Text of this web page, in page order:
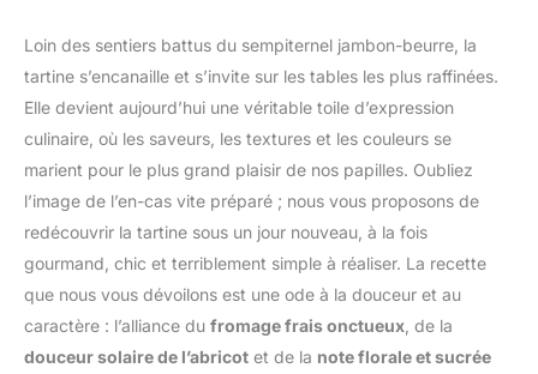
Loin des sentiers battus du sempiternel jambon-beurre, la
tartine s’encanaille et s’invite sur les tables les plus raffinées.
Elle devient aujourd’hui une véritable toile d’expression
culinaire, où les saveurs, les textures et les couleurs se
marient pour le plus grand plaisir de nos papilles. Oubliez
l’image de l’en-cas vite préparé ; nous vous proposons de
redécouvrir la tartine sous un jour nouveau, à la fois
gourmand, chic et terriblement simple à réaliser. La recette
que nous vous dévoilons est une ode à la douceur et au
caractère : l’alliance du fromage frais onctueux , de la
douceur solaire de l’abricot et de la note florale et sucrée